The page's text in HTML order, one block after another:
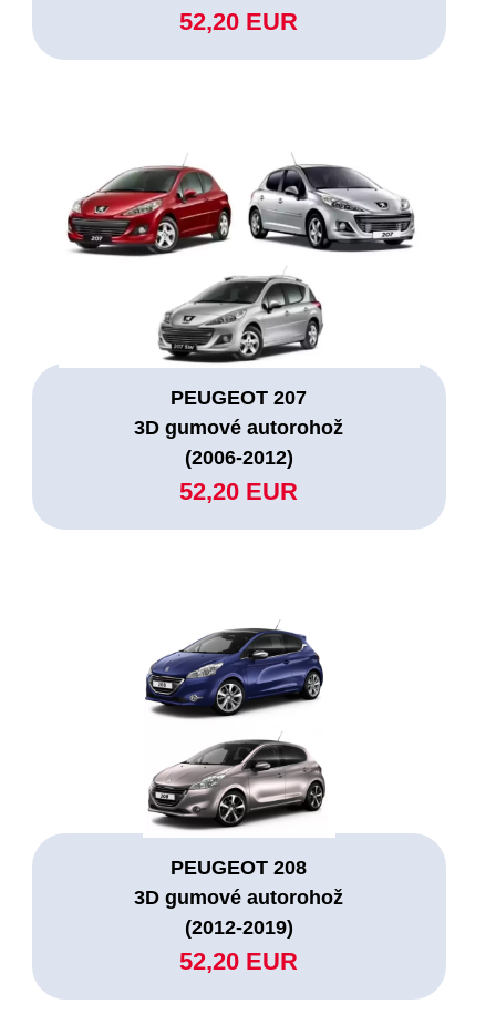
52,20 EUR
PEUGEOT 207
3D gumové autorohož
(2006-2012)
52,20 EUR
PEUGEOT 208
3D gumové autorohož
(2012-2019)
52,20 EUR